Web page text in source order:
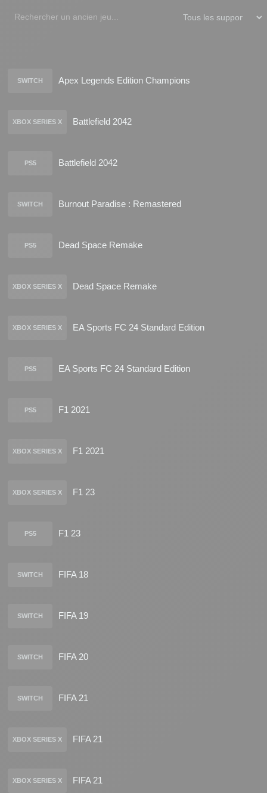
SWITCH Apex Legends Edition Champions
XBOX SERIES X Battlefield 2042
PS5 Battlefield 2042
SWITCH Burnout Paradise : Remastered
PS5 Dead Space Remake
XBOX SERIES X Dead Space Remake
XBOX SERIES X EA Sports FC 24 Standard Edition
PS5 EA Sports FC 24 Standard Edition
PS5 F1 2021
XBOX SERIES X F1 2021
XBOX SERIES X F1 23
PS5 F1 23
SWITCH FIFA 18
SWITCH FIFA 19
SWITCH FIFA 20
SWITCH FIFA 21
XBOX SERIES X FIFA 21
XBOX SERIES X FIFA 21